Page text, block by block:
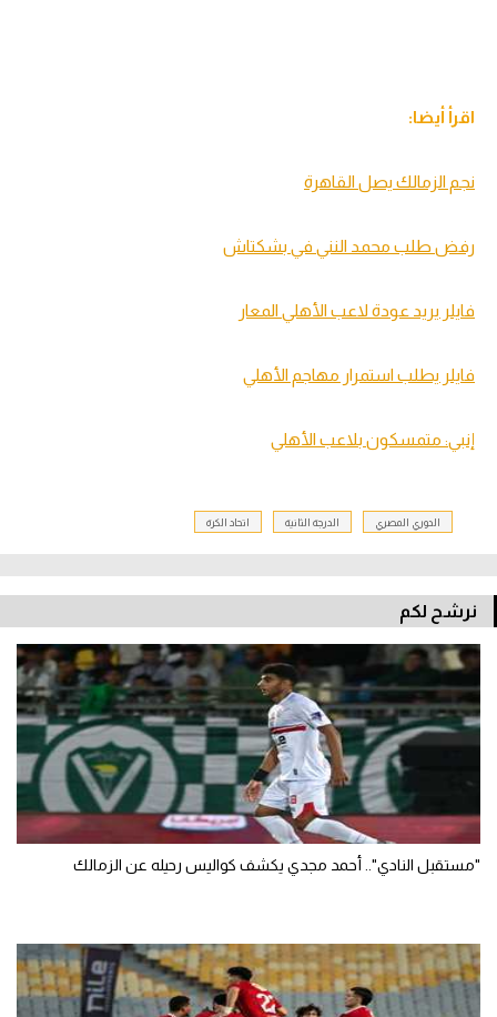
اقرأ أيضا:
نجم الزمالك يصل القاهرة
رفض طلب محمد النني في بشكتاش
فايلر يريد عودة لاعب الأهلي المعار
فايلر يطلب استمرار مهاجم الأهلي
إنبي: متمسكون بلاعب الأهلي
الدوري المصري الدرجة الثانية اتحاد الكرة
نرشح لكم
"مستقبل النادي".. أحمد مجدي يكشف كواليس رحيله عن الزمالك